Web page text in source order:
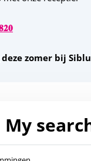
zomer bij
My